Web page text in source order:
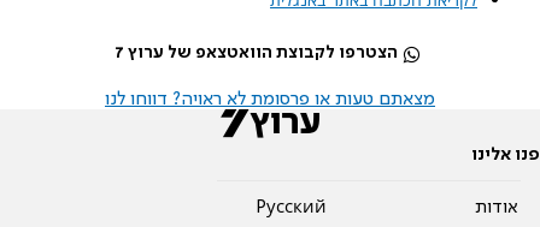
הצטרפו לקבוצת הוואטצאפ של ערוץ 7
מצאתם טעות או פרסומת לא ראויה? דווחו לנו
פנו אלינו
אודות
Pусский